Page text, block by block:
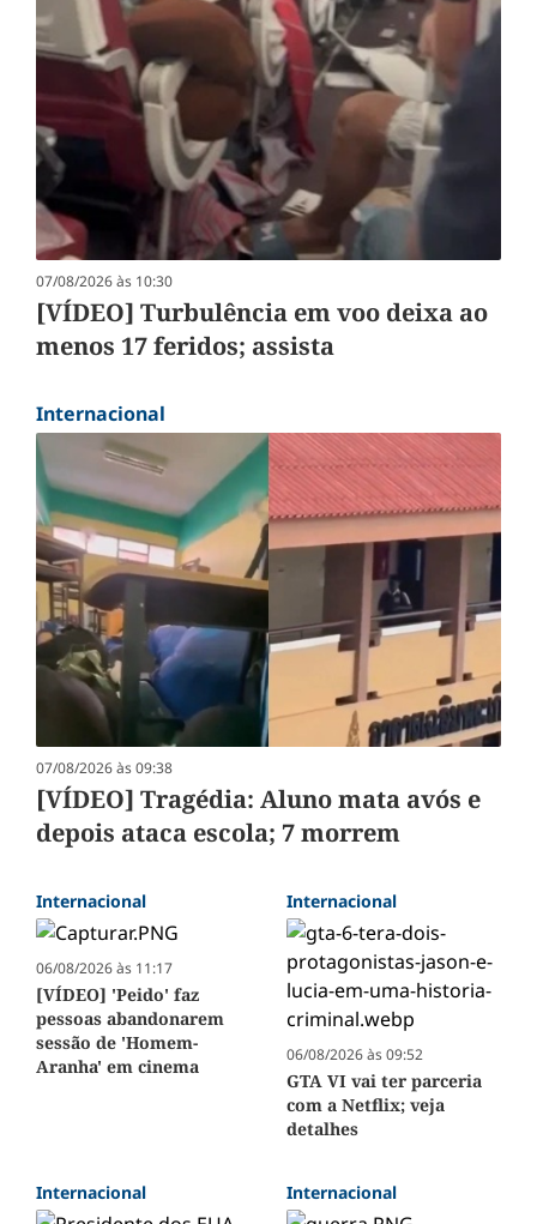
07/08/2026 às 10:30
[VÍDEO] Turbulência em voo deixa ao
menos 17 feridos; assista
Internacional
07/08/2026 às 09:38
[VÍDEO] Tragédia: Aluno mata avós e
depois ataca escola; 7 morrem
Internacional
06/08/2026 às 11:17
[VÍDEO] 'Peido' faz
pessoas abandonarem
sessão de 'Homem-
Aranha' em cinema
Internacional
06/08/2026 às 09:52
GTA VI vai ter parceria
com a Netflix; veja
detalhes
Internacional Internacional